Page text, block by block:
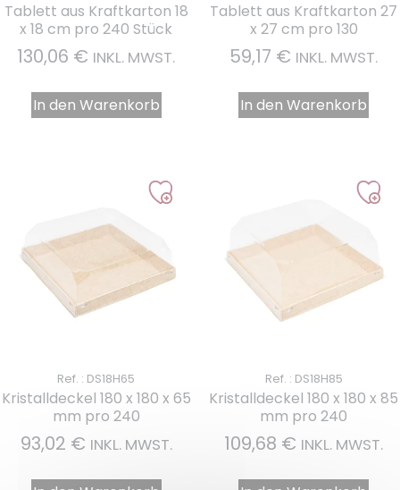
Tablett aus Kraftkarton 18
x 18 cm pro 240 Stück
130,06 € INKL. MWST.
In den Warenkorb
Tablett aus Kraftkarton 27
x 27 cm pro 130
59,17 € INKL. MWST.
In den Warenkorb
Ref. : DS18H65
Kristalldeckel 180 x 180 x 65
mm pro 240
93,02 € INKL. MWST.
Ref. : DS18H85
Kristalldeckel 180 x 180 x 85
mm pro 240
109,68 € INKL. MWST.